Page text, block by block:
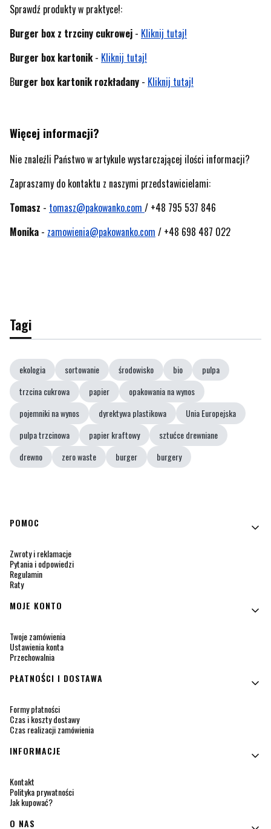
Sprawdź produkty w praktyce!:
Burger box z trzciny cukrowej - Kliknij tutaj!
Burger box kartonik- Kliknij tutaj!
Burger box kartonik rozkładany - Kliknij tutaj!
Więcej informacji?
Nie znaleźli Państwo w artykule wystarczającej ilości informacji?
Zapraszamy do kontaktu z naszymi przedstawicielami:
Tomasz - tomasz@pakowanko.com / +48 795 537 846
Monika - zamowienia@pakowanko.com / +48 698 487 022
Tagi
ekologia sortowanie środowisko bio
pulpa
trzcina cukrowa
papier
opakowania na wynos
pojemniki na wynos
dyrektywa plastikowa
Unia Europejska
pulpa trzcinowa
papier kraftowy
sztućce drewniane
drewno
zero waste burger burgery
Linki w stopce
POMOC
Zwroty i reklamacje
Pytania i odpowiedzi
Regulamin
Raty
MOJE KONTO
Twoje zamówienia
Ustawienia konta
Przechowalnia
PŁATNOŚCI I DOSTAWA
Formy płatności
Czas i koszty dostawy
Czas realizacji zamówienia
INFORMACJE
Kontakt
Polityka prywatności
Jak kupować?
O NAS